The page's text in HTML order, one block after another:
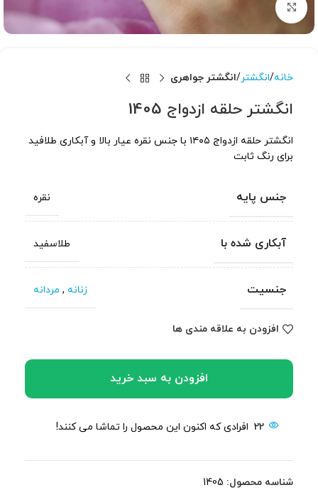
برای بزرگنمایی کلیک کنید
خانه انگشتر انگشتر جواهری
انگشتر حلقه ازدواج 1405
انگشتر حلقه ازدواج ۱۴۰۵ با جنس نقره عیار بالا و آبکاری طلافید
برای رنگ ثابت
جنس پایه نقره
آبکاری شده با طلاسفید
جنسیت زنانه , مردانه
افزودن به علاقه مندی ها
افزودن به سبد خرید
22 افرادی که اکنون این محصول را تماشا می کنند!
شناسه محصول: 1405